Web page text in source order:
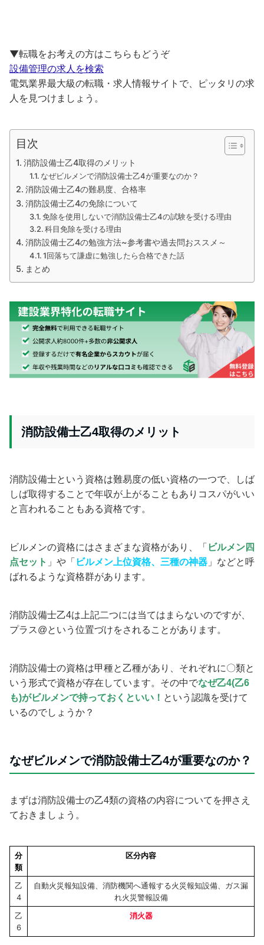
▼転職をお考えの方はこちらもどうぞ
設備管理の求人を検索
電気業界最大級の転職・求人情報サイトで、ピッタリの求
人を見つけましょう。
目次
消防設備士乙4取得のメリット
なぜビルメンで消防設備士乙4が重要なのか？
消防設備士乙4の難易度、合格率
消防設備士乙4の免除について
免除を使用しないで消防設備士乙4の試験を受ける理由
科目免除を受ける理由
消防設備士乙4の勉強方法~参考書や過去問おススメ～
1回落ちて謙虚に勉強したら合格できた話
まとめ
消防設備士乙4取得のメリット
消防設備士という資格は難易度の低い資格の一つで、しば
しば取得することで年収が上がることもありコスパがいい
と言われることもある資格です。
ビルメンの資格にはさまざまな資格があり、「 ビルメン四
点セット 」や「 ビルメン上位資格、三種の神器 」などと呼
ばれるような資格群があります。
消防設備士乙4は上記二つには当てはまらないのですが、
プラス@という位置づけをされることがあります。
消防設備士の資格は甲種と乙種があり、それぞれに〇類と
いう形式で資格が存在しています。その中でなぜ乙4(乙6
も)がビルメンで持っておくといい！ という認識を受けて
いるのでしょうか？
なぜビルメンで消防設備士乙4が重要なのか？
まずは消防設備士の乙4類の資格の内容についてを押さえ
ておきましょう。
分
類
区分内容
乙
4
自動火災報知設備、消防機関へ通報する火災報知設備、ガス漏
れ火災警報設備
乙
6
消火器